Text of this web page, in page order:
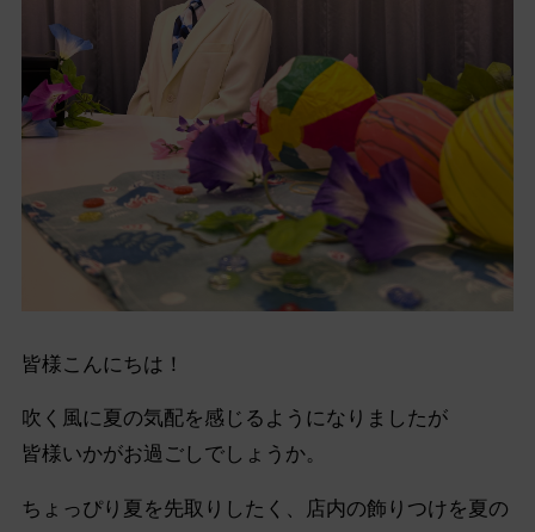
皆様こんにちは！
吹く風に夏の気配を感じるようになりましたが
皆様いかがお過ごしでしょうか。
ちょっぴり夏を先取りしたく、
店内の飾りつけを夏の